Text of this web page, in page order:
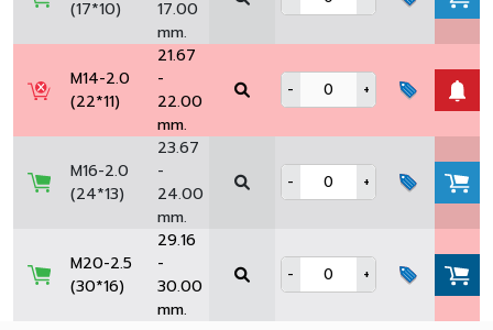
(17*10)
17.00
mm.
M14-2.0
(22*11)
21.67
-
22.00
mm.
- +
M16-2.0
(24*13)
23.67
-
24.00
mm.
- +
M20-2.5
(30*16)
29.16
-
30.00
mm.
- +